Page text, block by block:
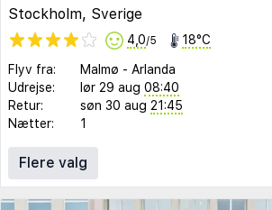
Stockholm, Sverige
4,0/5 18°C
Flyv fra: Malmø - Arlanda
Udrejse:
lør 29 aug 08:40
Retur:
søn 30 aug 21:45
Nætter:
1
Flere valg